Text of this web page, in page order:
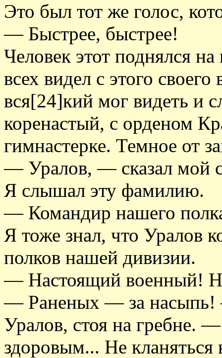
Это был тот же голос,
— Быстрее, быстрее!
Человек этот поднялся
всех видел с этого
вся[24]кий мог видеть и
коренастый, с орденом
гимнастерке. Темное от
— Уралов, — сказал мой
Я слышал эту фамилию.
— Командир нашего
Я тоже знал, что Уралов
полков нашей дивизии.
— Настоящий военный!
— Раненых — за насыпь!
Уралов, стоя на гребне.
здоровым... Не